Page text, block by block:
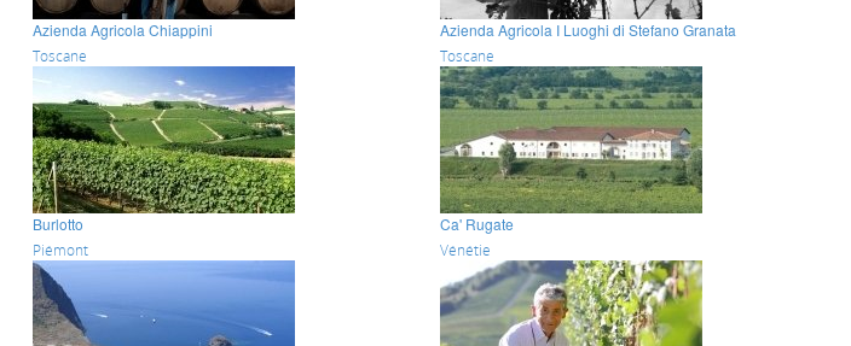
Azienda Agricola Chiappini
Toscane
Azienda Agricola I Luoghi di Stefano Granata
Toscane
Burlotto
Piémont
Ca' Rugate
Vénétie